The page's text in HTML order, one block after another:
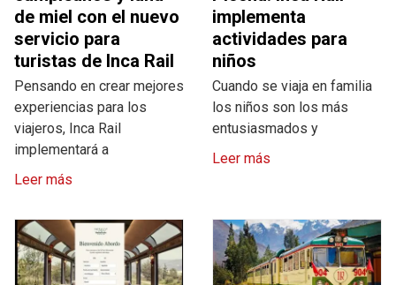
de miel con el nuevo
servicio para
turistas de Inca Rail
Pensando en crear mejores
experiencias para los
viajeros, Inca Rail
implementará a
Leer más
implementa
actividades para
niños
Cuando se viaja en familia
los niños son los más
entusiasmados y
Leer más